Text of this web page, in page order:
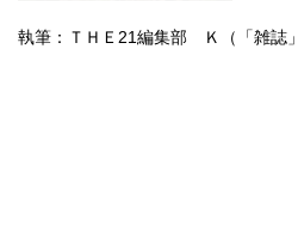
執筆：ＴＨＥ21編集部 Ｋ（「雑誌